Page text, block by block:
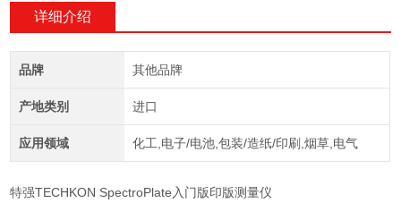
详细介绍
品牌 其他品牌
产地类别 进口
应用领域 化工,电子/电池,包装/造纸/印刷,烟草,电气
特强TECHKON SpectroPlate入门版印版测量仪